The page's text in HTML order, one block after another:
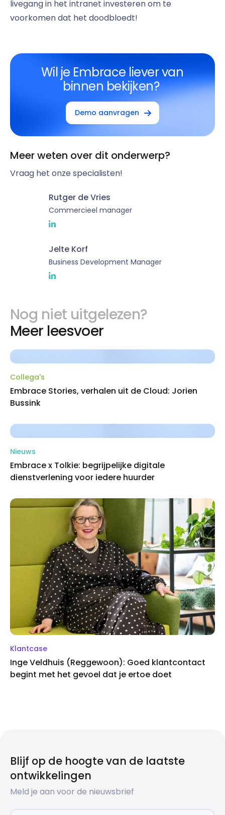
livegang in het intranet investeren om te
voorkomen dat het doodbloedt!
Wil je Embrace liever van
binnen bekijken?
Demo aanvragen
Meer weten over dit onderwerp?
Vraag het onze specialisten!
Rutger de Vries
Commercieel manager
Jelte Korf
Business Development Manager
Nog niet uitgelezen?
Meer leesvoer
Collega's
Embrace Stories, verhalen uit de Cloud: Jorien
Bussink
Nieuws
Embrace x Tolkie: begrijpelijke digitale
dienstverlening voor iedere huurder
Klantcase
Inge Veldhuis (Reggewoon): Goed klantcontact
begint met het gevoel dat je ertoe doet
Blijf op de hoogte van de laatste
ontwikkelingen
Meld je aan voor de nieuwsbrief